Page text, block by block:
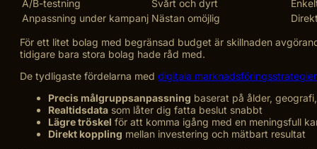
A/B-testning
Svårt och dyrt
Anpassning under kampanj Nästan omöjlig
För ett litet bolag med begränsad budget är skillnaden
tidigare bara stora bolag hade råd med.
De tydligaste fördelarna med digitala marknadsföringsstrategier
Precis målgruppsanpassning baserat på ålder,
Realtidsdata som låter dig fatta beslut snabbt
Lägre tröskel för att komma igång med en meningsfull
Direkt koppling mellan investering och mätbart resultat